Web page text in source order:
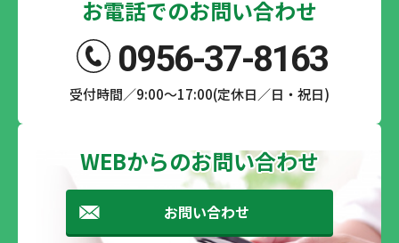
お電話でのお問い合わせ
0956-37-8163
受付時間／9:00～17:00(定休日／日・祝日)
WEBからのお問い合わせ
お問い合わせ